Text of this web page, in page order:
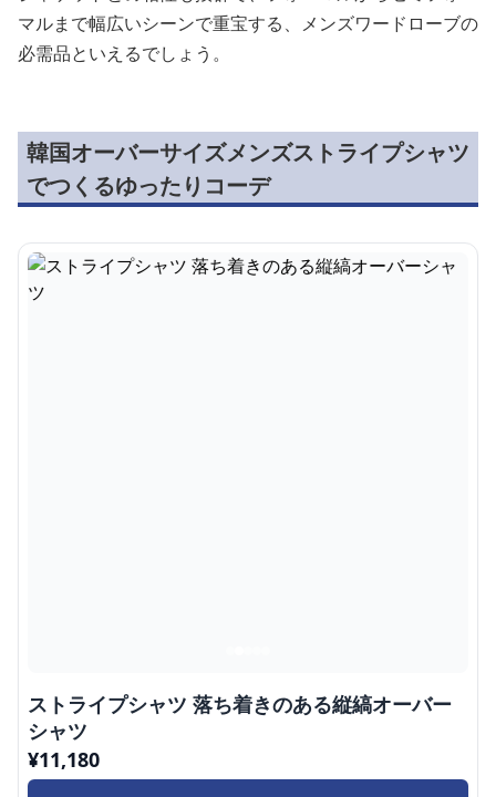
マルまで幅広いシーンで重宝する、メンズワードローブの
必需品といえるでしょう。
韓国オーバーサイズメンズストライプシャツ
でつくるゆったりコーデ
ストライプシャツ 落ち着きのある縦縞オーバー
シャツ
¥11,180